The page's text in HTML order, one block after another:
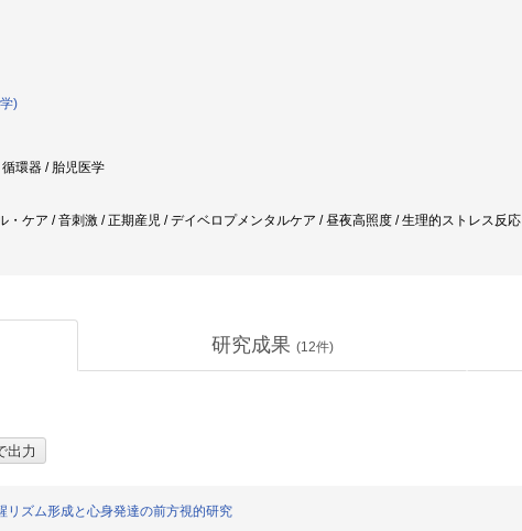
)
環器 / 胎児医学
・ケア / 音刺激 / 正期産児 / デイベロプメンタルケア / 昼夜高照度 / 生理的ストレス反応
研究成果 (12件)
リズム形成と心身発達の前方視的研究